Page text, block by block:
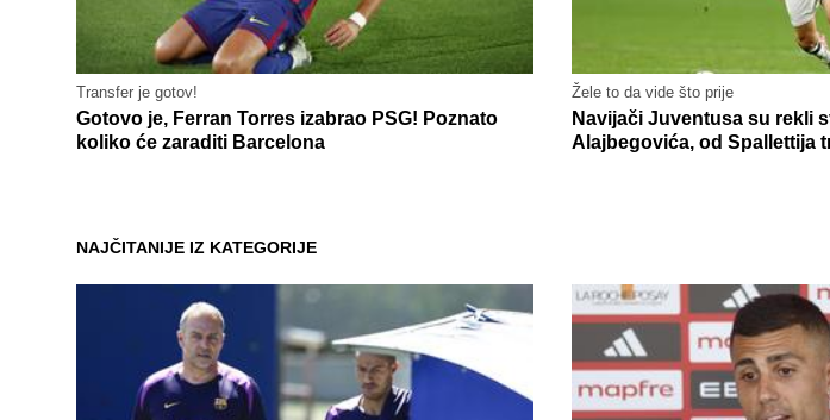
Transfer je gotov!
Gotovo je, Ferran Torres izabrao PSG! Poznato
koliko će zaraditi Barcelona
Žele to da vide što prije
Navijači Juventusa su rekli
Alajbegovića, od Spallettija
NAJČITANIJE IZ KATEGORIJE